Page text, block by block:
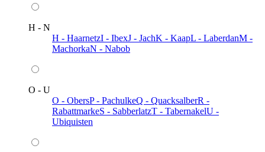
H - N
H - HaarnetzI - IbexJ - JachK - KaapL - LaberdanM -
MachorkaN - Nabob
O - U
O - ObersP - PachulkeQ - QuacksalberR -
RabattmarkeS - SabberlatzT - TabernakelU -
Ubiquisten